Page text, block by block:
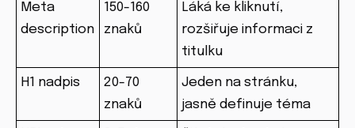
Meta
description
150-160
znaků
Láká ke kliknutí,
rozšiřuje informaci z
titulku
H1 nadpis
20-70
znaků
Jeden na stránku,
jasně definuje téma